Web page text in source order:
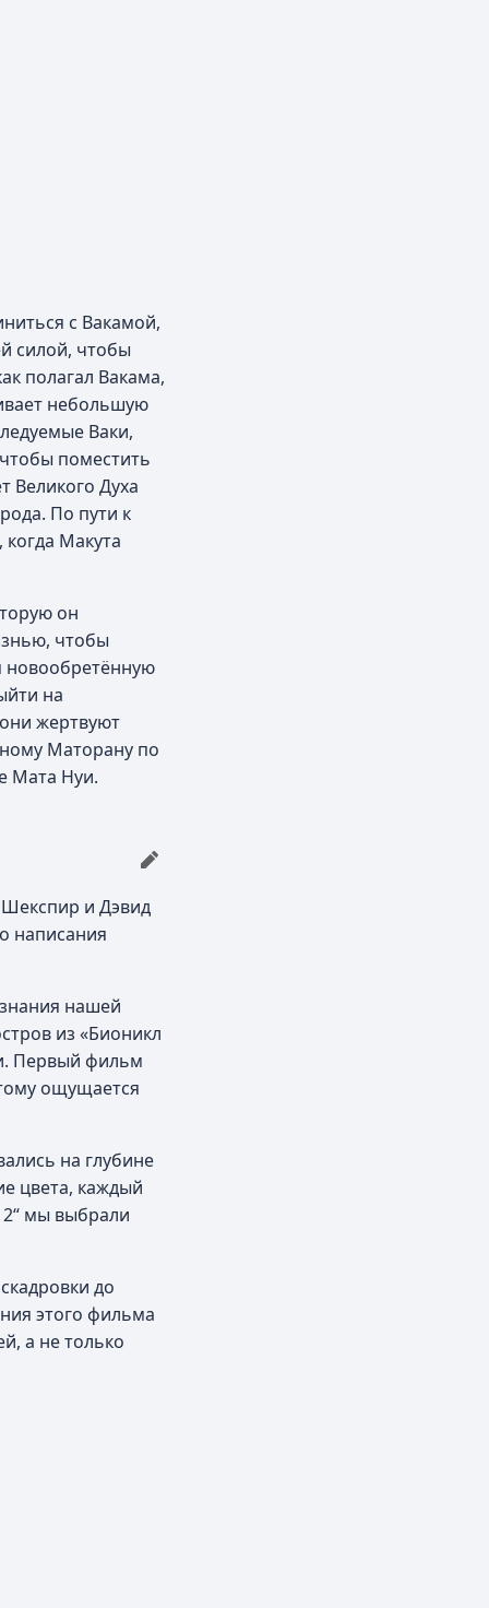
с Вакамой,
силой, чтобы
полагал Вакама,
небольшую
Ваки,
поместить
Великого Духа
По пути к
Макута
он
чтобы
новообретённую
на
жертвуют
Маторану по
Мата Нуи.
и Дэвид
написания
нашей
из «Бионикл
Первый фильм
ощущается
на глубине
цвета, каждый
мы выбрали
до
этого фильма
а не только